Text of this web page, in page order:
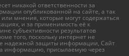
никакой ответственности за
опубликованной на сайте, а так
мнения, которые могут содержаться
и за применимость её к
субъективности результатов
того, поскольку интернет не
надежной защиты информации, Сайт
информацию, присылаемую через